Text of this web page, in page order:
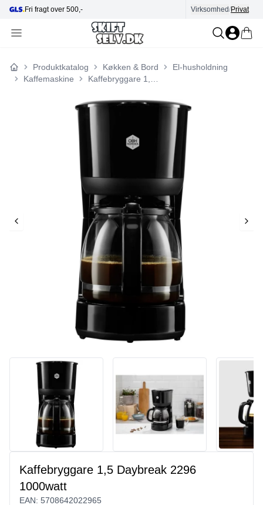
500,- Hjælp i kundecenterVirksomhed/Privat
Forside
Produktkatalog Køkken & Bord
El-husholdning
Kaffemaskine
Kaffebryggare 1,5 Daybreak 2296
1000watt
EAN: 5708642022965